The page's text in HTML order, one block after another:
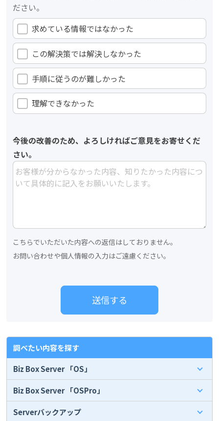
調べたい内容を探す
Biz Box Server 「OS」
Biz Box Server 「OSPro」
Serverバックアップ
ださい。
求めている情報ではなかった
この解決策では解決しなかった
手順に従うのが難しかった
理解できなかった
今後の改善のため、よろしければご意見をお寄せくだ
さい。
こちらでいただいた内容への返信はしておりません。
お問い合わせや個人情報の入力はご遠慮ください。